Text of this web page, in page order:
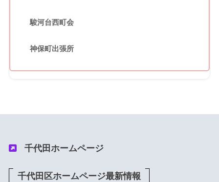
駿河台西町会
神保町出張所
千代田ホームページ
千代田区ホームページ最新情報